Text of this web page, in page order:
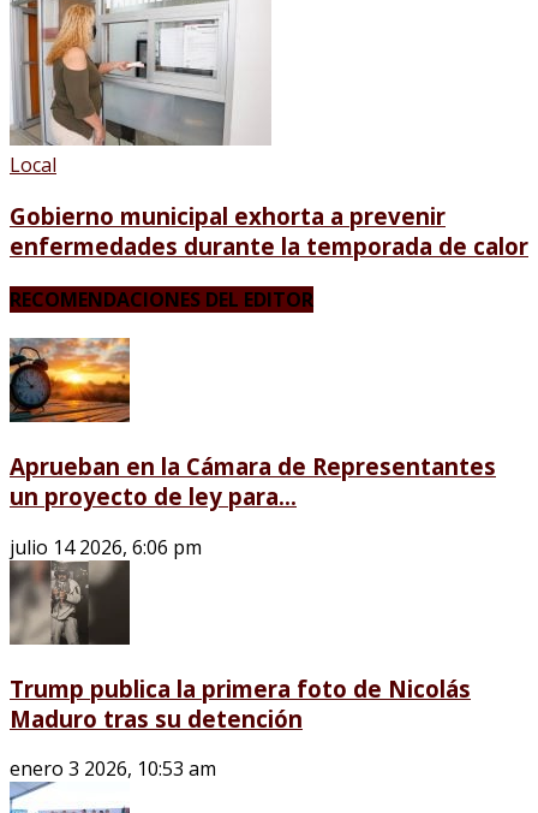
Local
Gobierno municipal exhorta a prevenir
enfermedades durante la temporada de calor
RECOMENDACIONES DEL EDITOR
Aprueban en la Cámara de Representantes
un proyecto de ley para...
julio 14 2026, 6:06 pm
Trump publica la primera foto de Nicolás
Maduro tras su detención
enero 3 2026, 10:53 am